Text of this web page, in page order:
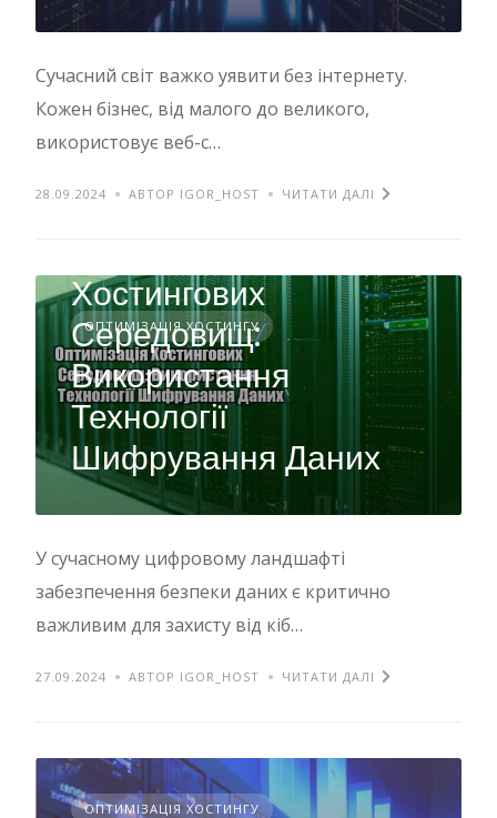
Сучасний світ важко уявити без інтернету.
Кожен бізнес, від малого до великого,
використовує веб-с…
28.09.2024 АВТОР IGOR_HOST ЧИТАТИ ДАЛІ
ОПТИМІЗАЦІЯ ХОСТИНГУ
Хостингових
Середовищ:
Використання
Технології
Шифрування Даних
У сучасному цифровому ландшафті
забезпечення безпеки даних є критично
важливим для захисту від кіб…
27.09.2024 АВТОР IGOR_HOST ЧИТАТИ ДАЛІ
ОПТИМІЗАЦІЯ ХОСТИНГУ